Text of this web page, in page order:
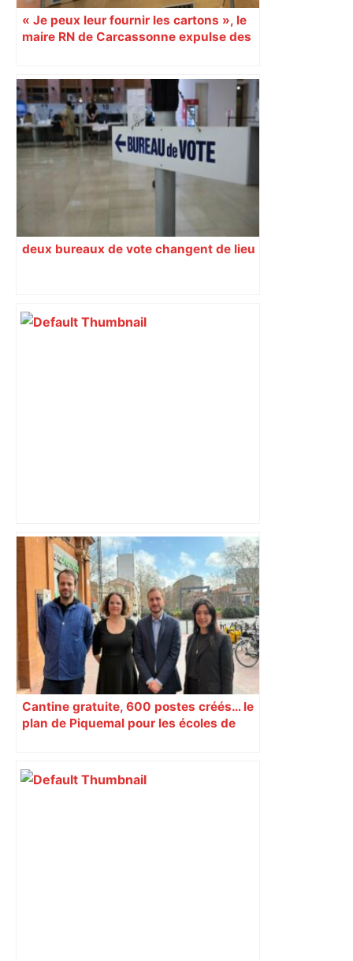
« Je peux leur fournir les cartons », le
maire RN de Carcassonne expulse des
deux bureaux de vote changent de lieu
A680 Toulouse fermée dans les 2 sens
– Radio VINCI Autoroutes
Cantine gratuite, 600 postes créés… le
plan de Piquemal pour les écoles de